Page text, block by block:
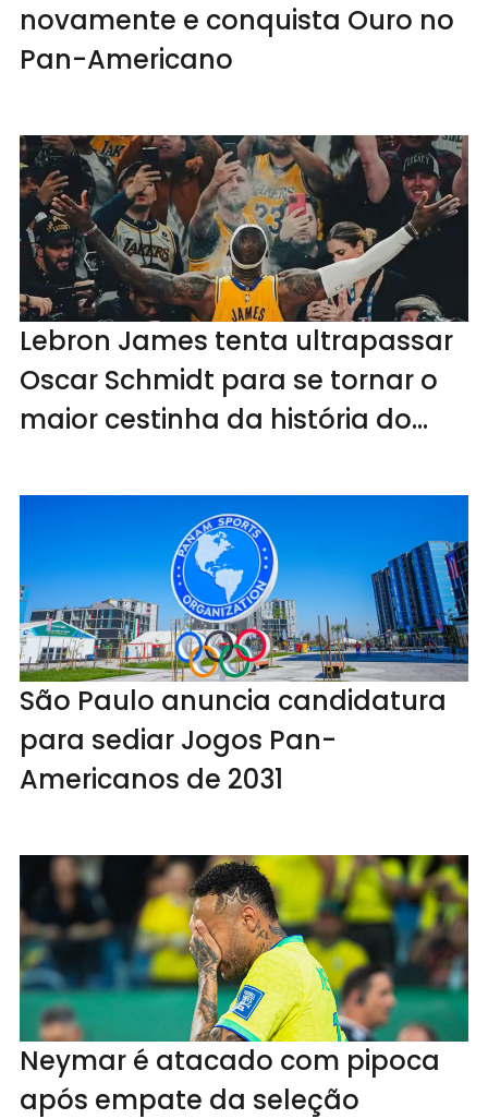
novamente e conquista Ouro no
Pan-Americano
Lebron James tenta ultrapassar
Oscar Schmidt para se tornar o
maior cestinha da história do
São Paulo anuncia candidatura
para sediar Jogos Pan-
Americanos de 2031
Neymar é atacado com pipoca
após empate da seleção